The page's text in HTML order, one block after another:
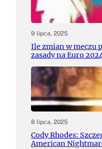
9 lipca, 2025
Ile zmian w meczu
zasady na Euro
8 lipca, 2025
Cody Rhodes:
American